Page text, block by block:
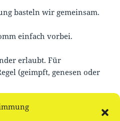
basteln wir gemeinsam.
einfach vorbei.
erlaubt. Für
(geimpft, genesen oder